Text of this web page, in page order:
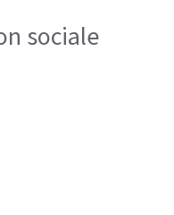
sociale